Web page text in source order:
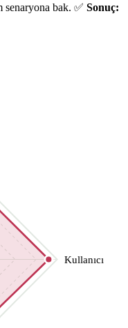
senaryona bak. ✅ Sonuç:
Kullanıcı